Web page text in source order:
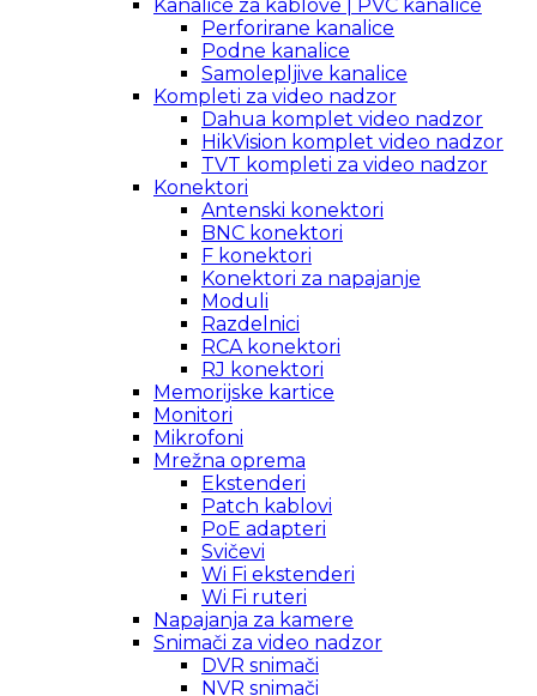
Kanalice za kablove | PVC kanalice
Perforirane kanalice
Podne kanalice
Samolepljive kanalice
Kompleti za video nadzor
Dahua komplet video nadzor
HikVision komplet video nadzor
TVT kompleti za video nadzor
Konektori
Antenski konektori
BNC konektori
F konektori
Konektori za napajanje
Moduli
Razdelnici
RCA konektori
RJ konektori
Memorijske kartice
Monitori
Mikrofoni
Mrežna oprema
Ekstenderi
Patch kablovi
PoE adapteri
Svičevi
Wi Fi ekstenderi
Wi Fi ruteri
Napajanja za kamere
Snimači za video nadzor
DVR snimači
NVR snimači